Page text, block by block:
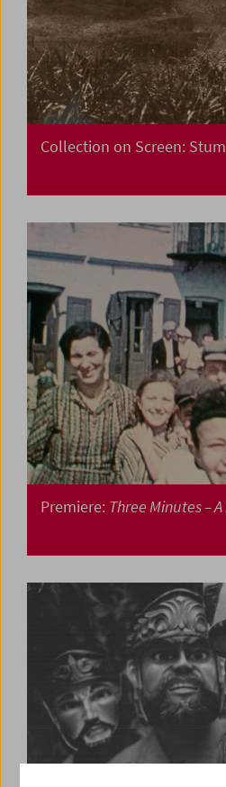
Collection on Screen:
Premiere: Three Minutes –